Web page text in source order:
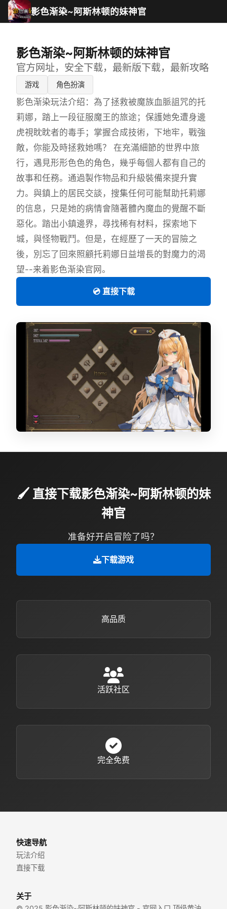
影色渐染~阿斯林顿的妹神官
影色渐染~阿斯林顿的妹神官
官方网址，安全下载，最新版下载，最新攻略
游戏 角色扮演
影色渐染玩法介绍：為了拯救被魔族血脈詛咒的托
莉娜，踏上一段征服魔王的旅途；保護她免遭身邊
虎視眈眈者的毒手；掌握合成技術，下地牢，戰強
敵，你能及時拯救她嗎？ 在充滿細節的世界中旅
行，遇見形形色色的角色，幾乎每個人都有自己的
故事和任務。通過製作物品和升級裝備來提升實
力。與鎮上的居民交談，搜集任何可能幫助托莉娜
的信息，只是她的病情會隨著體內魔血的覺醒不斷
惡化。踏出小鎮邊界，尋找稀有材料，探索地下
城，與怪物戰鬥。但是，在經歷了一天的冒險之
後，別忘了回來照顧托莉娜日益增長的對魔力的渴
望--来着影色渐染官网。
💿 直接下载
🖌️ 直接下载影色渐染~阿斯林顿的妹
神官
准备好开启冒险了吗？
下载游戏
高品质
活跃社区
完全免费
快速导航
玩法介绍
直接下载
关于